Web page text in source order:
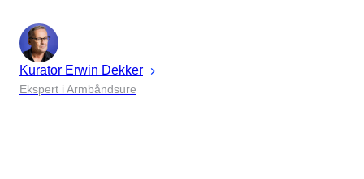
Kurator Erwin Dekker
Ekspert i Armbåndsure